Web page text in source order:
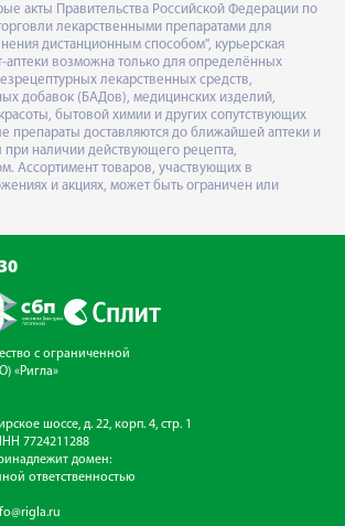
акты Правительства Российской Федерации по
лекарственными препаратами для
дистанционным способом", курьерская
аптеки возможна только для определённых
лекарственных средств,
добавок (БАДов), медицинских изделий,
бытовой химии и других сопутствующих
препараты доставляются до ближайшей аптеки и
при наличии действующего рецепта,
Ассортимент товаров, участвующих в
и акциях, может быть ограничен или
с ограниченной
«Ригла»
шоссе, д. 22, корп. 4, стр. 1
7724211288
домен:
ответственностью